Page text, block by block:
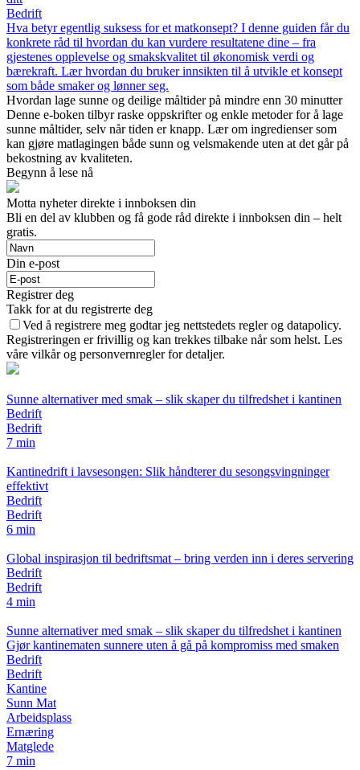
Bedrift
Hva betyr egentlig suksess for et matkonsept? I denne guiden får du
konkrete råd til hvordan du kan vurdere resultatene dine – fra
gjestenes opplevelse og smakskvalitet til økonomisk verdi og
bærekraft. Lær hvordan du bruker innsikten til å utvikle et konsept
som både smaker og lønner seg.
Hvordan lage sunne og deilige måltider på mindre enn 30 minutter
Denne e-boken tilbyr raske oppskrifter og enkle metoder for å lage
sunne måltider, selv når tiden er knapp. Lær om ingredienser som
kan gjøre matlagingen både sunn og velsmakende uten at det går på
bekostning av kvaliteten.
Begynn å lese nå
Motta nyheter direkte i innboksen din
Bli en del av klubben og få gode råd direkte i innboksen din – helt
gratis.
Din e-post
Registrer deg
Takk for at du registrerte deg
Ved å registrere meg godtar jeg nettstedets regler og datapolicy.
Registreringen er frivillig og kan trekkes tilbake når som helst. Les
våre vilkår og personvernregler for detaljer.
Sunne alternativer med smak – slik skaper du tilfredshet i kantinen
Bedrift
Bedrift
7 min
Kantinedrift i lavsesongen: Slik håndterer du sesongsvingninger
effektivt
Bedrift
Bedrift
6 min
Global inspirasjon til bedriftsmat – bring verden inn i deres servering
Bedrift
Bedrift
4 min
Sunne alternativer med smak – slik skaper du tilfredshet i kantinen
Gjør kantinematen sunnere uten å gå på kompromiss med smaken
Bedrift
Bedrift
Kantine
Sunn Mat
Arbeidsplass
Ernæring
Matglede
7 min